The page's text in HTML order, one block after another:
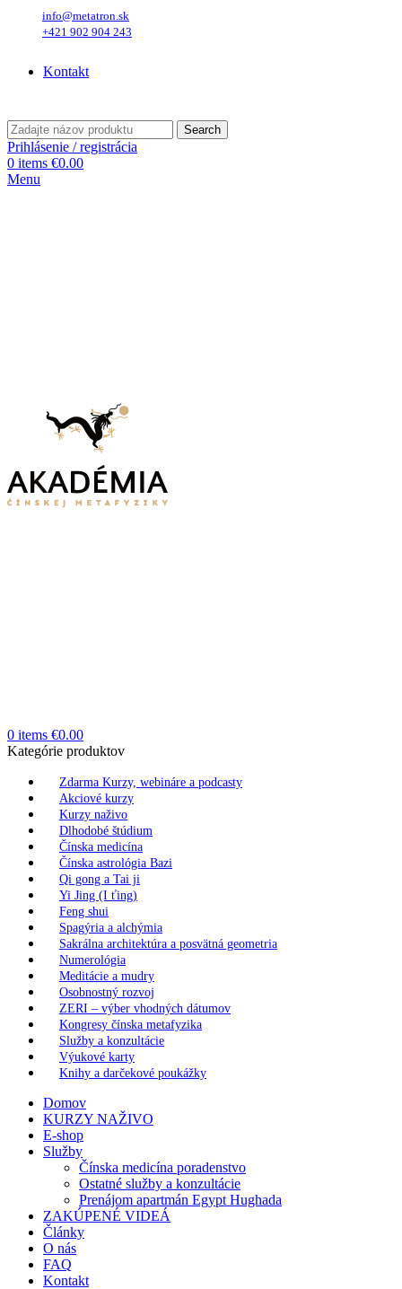
info@metatron.sk
+421 902 904 243
Kontakt
Search
Prihlásenie / registrácia
0 items €0.00
Menu
0 items €0.00
Kategórie produktov
Zdarma Kurzy, webináre a podcasty
Akciové kurzy
Kurzy naživo
Dlhodobé štúdium
Čínska medicína
Čínska astrológia Bazi
Qi gong a Tai ji
Yi Jing (I ťing)
Feng shui
Spagýria a alchýmia
Sakrálna architektúra a posvätná geometria
Numerológia
Meditácie a mudry
Osobnostný rozvoj
ZERI – výber vhodných dátumov
Kongresy čínska metafyzika
Služby a konzultácie
Výukové karty
Knihy a darčekové poukážky
Domov
KURZY NAŽIVO
E-shop
Služby
Čínska medicína poradenstvo
Ostatné služby a konzultácie
Prenájom apartmán Egypt Hughada
ZAKÚPENÉ VIDEÁ
Články
O nás
FAQ
Kontakt